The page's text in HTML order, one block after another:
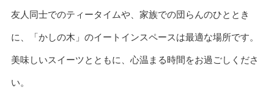
友人同士でのティータイムや、家族での団らんのひととき
に、「かしの木」のイートインスペースは最適な場所です。
美味しいスイーツとともに、心温まる時間をお過ごしくださ
い。